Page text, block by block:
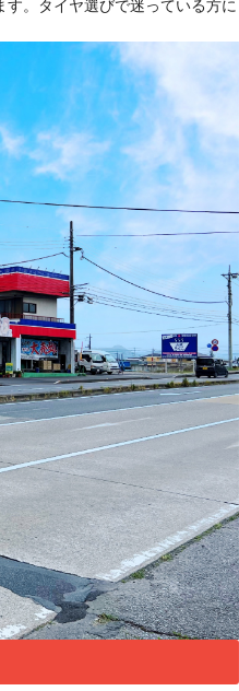
。タイヤ選びで迷っている方に